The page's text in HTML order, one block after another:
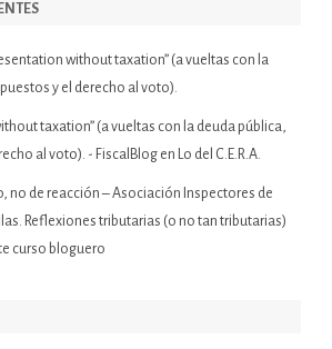
without taxation” (a vueltas con la
y el derecho al voto).
taxation” (a vueltas con la deuda pública,
al voto). - FiscalBlog en Lo del C.E.R.A.
no de reacción – Asociación Inspectores de
Reflexiones tributarias (o no tan tributarias)
curso bloguero